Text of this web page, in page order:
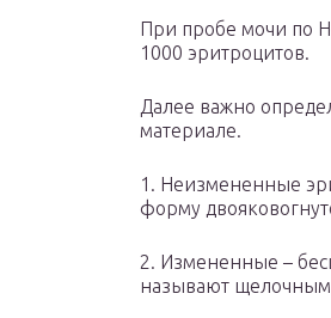
При пробе мочи по
1000 эритроцитов.
Далее важно
материале.
1. Неизмененные
форму
2. Измененные –
называют